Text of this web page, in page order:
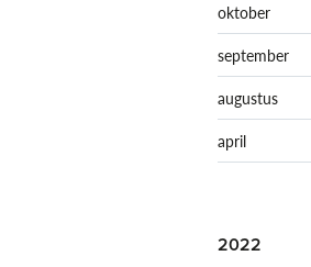
oktober
september
augustus
april
2022